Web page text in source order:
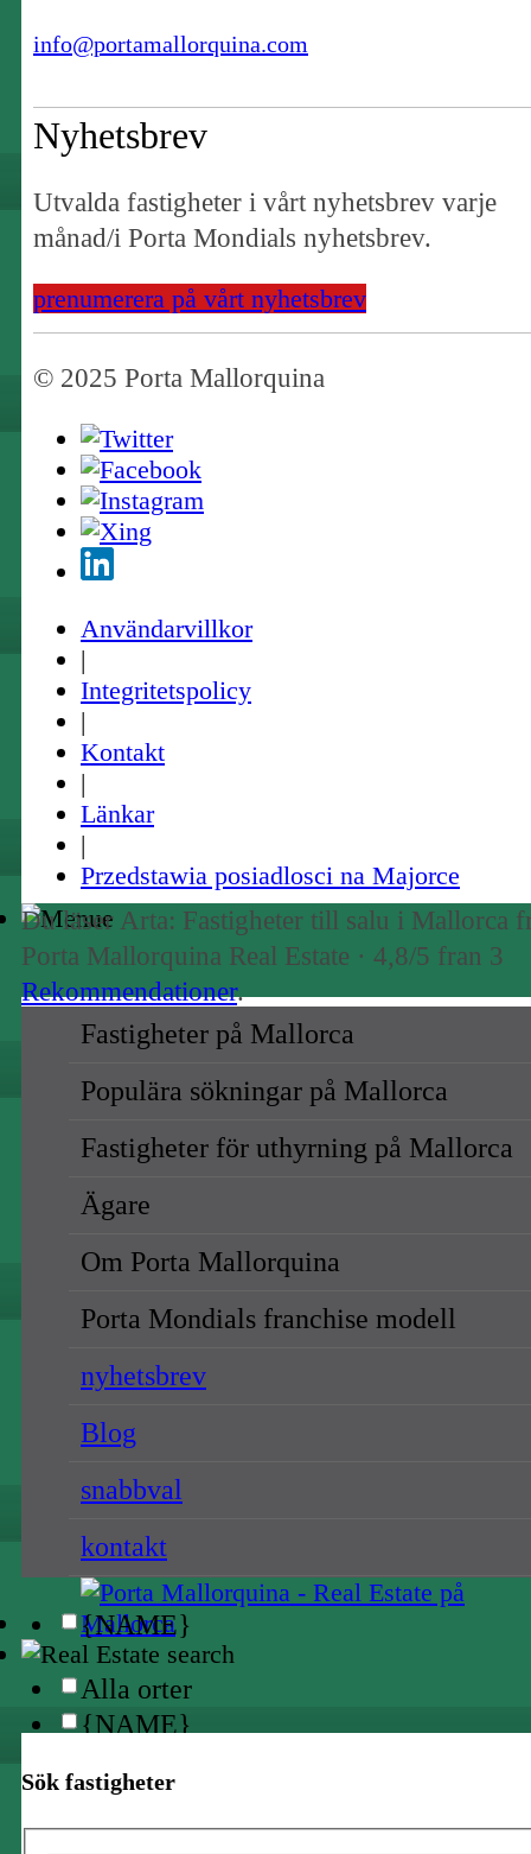
info@portamallorquina.com
Nyhetsbrev
Utvalda fastigheter i vårt nyhetsbrev varje
månad/i Porta Mondials nyhetsbrev.
prenumerera på vårt nyhetsbrev
© 2025 Porta Mallorquina
Användarvillkor
|
Integritetspolicy
|
Kontakt
|
Länkar
|
Przedstawia posiadlosci na Majorce
Fastigheter på Mallorca
Populära sökningar på Mallorca
Fastigheter för uthyrning på Mallorca
Ägare
Om Porta Mallorquina
Porta Mondials franchise modell
nyhetsbrev
Blog
snabbval
kontakt
Sök fastigheter
Du läser Arta: Fastigheter till salu i Mallorca
Porta Mallorquina Real Estate · 4,8/5 fran 3
Rekommendationer.
Försäljning
Långtidsuthyrning
{NAME}
Alla orter
{NAME}
Alla priser
Långtidsuthyrning
{NAME}
Alla orter
{NAME}
{NAME}